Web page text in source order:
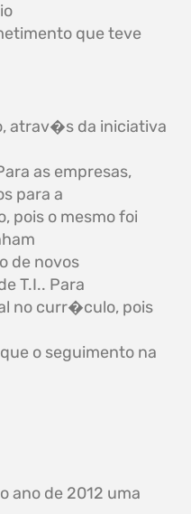
que teve
atrav�s da iniciativa
as empresas,
para a
pois o mesmo foi
de novos
T.I.. Para
no curr�culo, pois
o seguimento na
ano de 2012 uma